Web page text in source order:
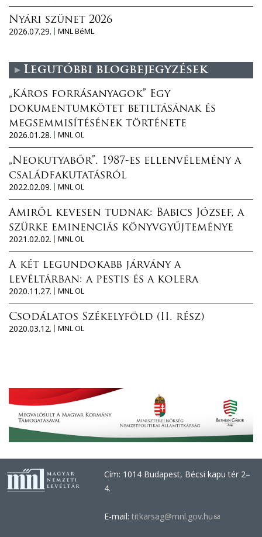
Nyári szünet 2026
2026.07.29.
MNL BéML
Legutóbbi blogbejegyzések
„Káros forrásanyagok” Egy
dokumentumkötet betiltásának és
megsemmisítésének története
2026.01.28.
MNL OL
„Neokutyabőr”. 1987-es ellenvélemény a
családfakutatásról
2022.02.09.
MNL OL
Amiről kevesen tudnak: Babics József, a
szürke eminenciás könyvgyűjteménye
2021.02.02.
MNL OL
A két legundokabb járvány a
levéltárban: a pestis és a kolera
2020.11.27.
MNL OL
Csodálatos Székelyföld (II. rész)
2020.03.12.
MNL OL
Cím: 1014 Budapest, Bécsi kapu tér 2–
4.
E-mail: titkarsag@mnl.gov.hu(link